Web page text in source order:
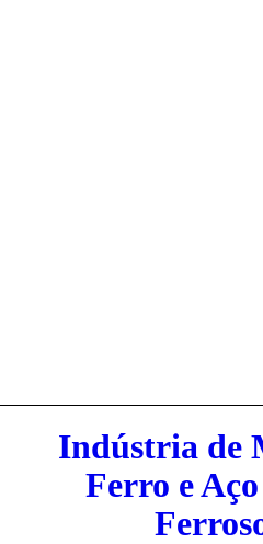
Indústria de
Ferro e